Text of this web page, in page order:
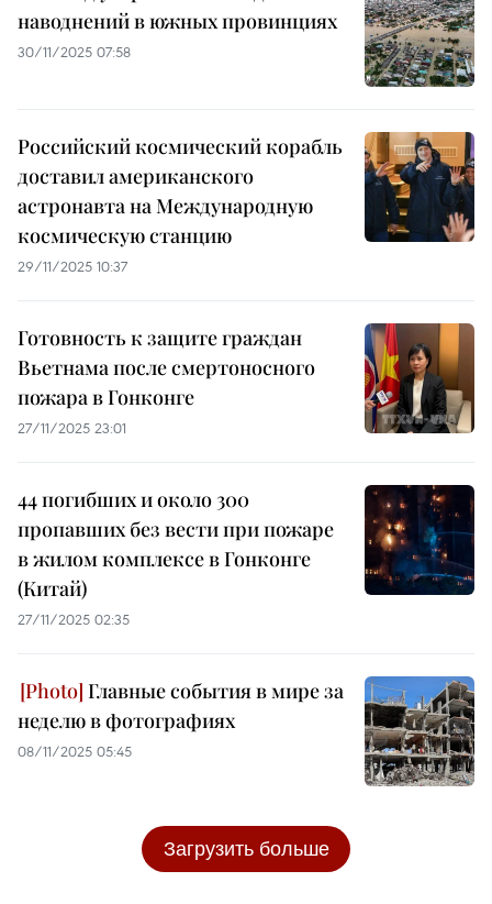
наводнений в южных провинциях
30/11/2025 07:58
Российский космический корабль
доставил американского
астронавта на Международную
космическую станцию
29/11/2025 10:37
Готовность к защите граждан
Вьетнама после смертоносного
пожара в Гонконге
27/11/2025 23:01
44 погибших и около 300
пропавших без вести при пожаре
в жилом комплексе в Гонконге
(Китай)
27/11/2025 02:35
Главные события в мире за
неделю в фотографиях
08/11/2025 05:45
Загрузить больше